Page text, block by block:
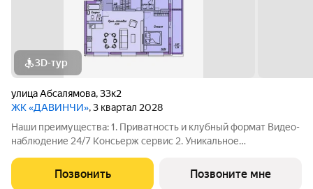
3D-тур
улица Абсалямова,33к2
ЖК «ДАВИНЧИ», 3 квартал 2028
Наши преимущества: 1. Приватность и клубный формат Видео-
наблюдение 24/7 Консьерж сервис 2. Уникальное
этаже Библиотека Спортивная зона Детский уголок 3.
Комфортный паркинг Закрытый паркинг на 1
Позвонить Позвоните мне